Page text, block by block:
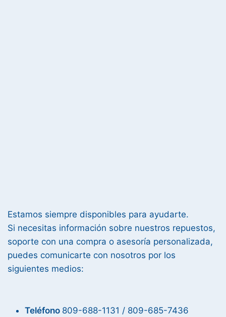
Estamos siempre disponibles para ayudarte.
Si necesitas información sobre nuestros repuestos,
soporte con una compra o asesoría personalizada,
puedes comunicarte con nosotros por los
siguientes medios:
Teléfono 809-688-1131 / 809-685-7436